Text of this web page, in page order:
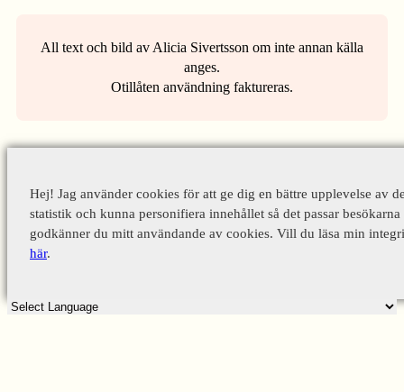
All text och bild av Alicia Sivertsson om inte annan källa
anges.
Otillåten användning faktureras.
Hej! Jag använder cookies för att ge dig en bättre upplevelse av
statistik och kunna personifiera innehållet så det passar
godkänner du mitt användande av cookies. Vill du läsa min
här.